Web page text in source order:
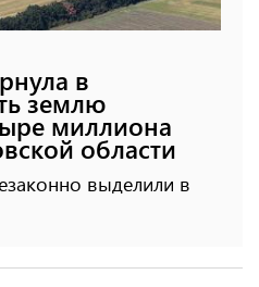
в
землю
миллиона
области
выделили в